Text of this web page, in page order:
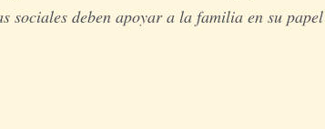
sociales deben apoyar a la familia en su